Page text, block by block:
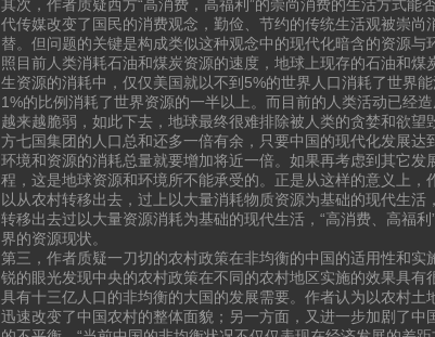
其次，作者质疑西方“高消费，高福利”的崇尚消费的生活方式
代传媒改变了国民的消费观念，勤俭、节约的传统生活观被崇尚
替。但问题的关键是构成类似这种观念中的现代化暗含的资源
照目前人类消耗石油和煤炭资源的速度，地球上现存的石油和
生资源的消耗中，仅仅美国就以不到5%的世界人口消耗了世界
1%的比例消耗了世界资源的一半以上。而目前的人类活动已经
越来越脆弱，如此下去，地球最终很难排除被人类的贪婪和欲
方七国集团的人口总和还多一倍有余，只要中国的现代化发展
环境和资源的消耗总量就要增加将近一倍。如果再考虑到其它
程，这是地球资源和环境所不能承受的。正是从这样的意义上
以从农村转移出去，过上以大量消耗物质资源为基础的现代生
转移出去过以大量资源消耗为基础的现代生活，“高消费、高福
界的资源现状。
第三，作者质疑一刀切的农村政策在非均衡的中国的适用性和实
锐的眼光发现中央的农村政策在不同的农村地区实施的效果具
具有十三亿人口的非均衡的大国的发展需要。作者认为以农村
迅速改变了中国农村的整体面貌；另一方面，又进一步加剧了